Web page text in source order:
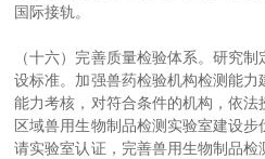
国际接轨。
（十六）完善质量检验体系。研究
设标准。加强兽药检验机构检测能力
能力考核，对符合条件的机构，依
区域兽用生物制品检测实验室建设
请实验室认证，完善兽用生物制品